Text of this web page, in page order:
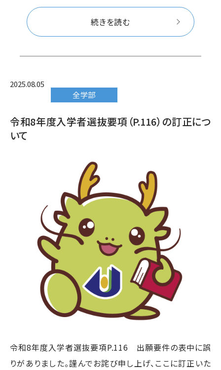
続きを読む
2025.08.05
全学部
令和8年度入学者選抜要項（P.116）の訂正につ
いて
令和8年度入学者選抜要項P.116 出願要件の表中に誤
りがありました。謹んでお詫び申し上げ、ここに訂正いた